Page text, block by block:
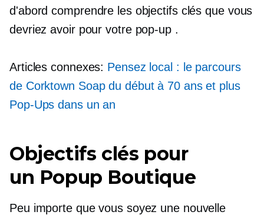
d'abord comprendre les objectifs clés que vous
devriez avoir pour votre pop-up.
Articles connexes: Pensez local : le parcours
de Corktown Soap du début à 70 ans et plus
Pop-Ups dans un an
Objectifs clés pour
un Popup Boutique
Peu importe que vous soyez une nouvelle